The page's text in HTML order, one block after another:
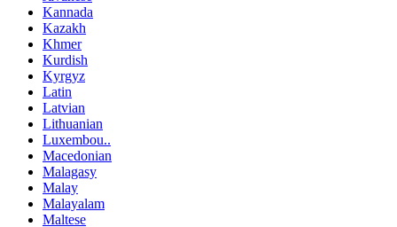
Kannada
Kazakh
Khmer
Kurdish
Kyrgyz
Latin
Latvian
Lithuanian
Luxembou..
Macedonian
Malagasy
Malay
Malayalam
Maltese